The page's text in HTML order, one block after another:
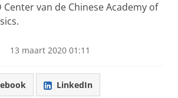
Center van de Chinese Academy of
13 maart 2020 01:11
LinkedIn